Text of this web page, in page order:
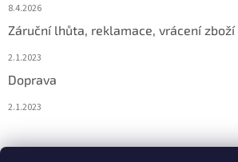
8.4.2026
Záruční lhůta, reklamace, vrácení zboží
2.1.2023
Doprava
2.1.2023